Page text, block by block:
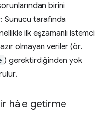
birini
Sunucu tarafında
ilk eşzamanlı istemci
olmayan veriler (ör.
) gerektirdiğinden yok
hâle getirme